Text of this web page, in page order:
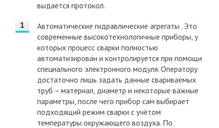
выдаётся протокол.
Автоматические гидравлические агрегаты . Это
современные высокотехнологичные приборы, у
которых процесс сварки полностью
автоматизирован и контролируется при помощи
специального электронного модуля. Оператору
достаточно лишь задать данные свариваемых
труб – материал, диаметр и некоторые важные
параметры, после чего прибор сам выбирает
подходящий режим сварки с учётом
температуры окружающего воздуха. По